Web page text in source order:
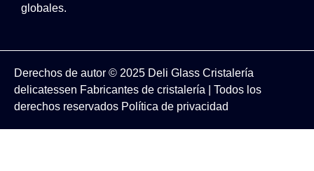
globales.
Derechos de autor © 2025 Deli Glass Cristalería
delicatessen Fabricantes de cristalería
| Todos los
derechos reservados Política de privacidad